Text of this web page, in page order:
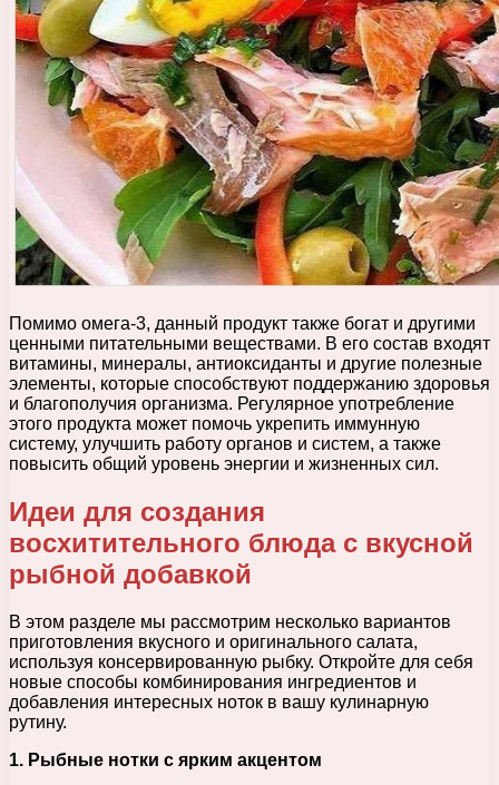
Помимо омега-3, данный продукт также богат и другими
ценными питательными веществами. В его состав входят
витамины, минералы, антиоксиданты и другие полезные
элементы, которые способствуют поддержанию здоровья
и благополучия организма. Регулярное употребление
этого продукта может помочь укрепить иммунную
систему, улучшить работу органов и систем, а также
повысить общий уровень энергии и жизненных сил.
Идеи для создания
восхитительного блюда с вкусной
рыбной добавкой
В этом разделе мы рассмотрим несколько вариантов
приготовления вкусного и оригинального салата,
используя консервированную рыбку. Откройте для себя
новые способы комбинирования ингредиентов и
добавления интересных ноток в вашу кулинарную
рутину.
1. Рыбные нотки с ярким акцентом